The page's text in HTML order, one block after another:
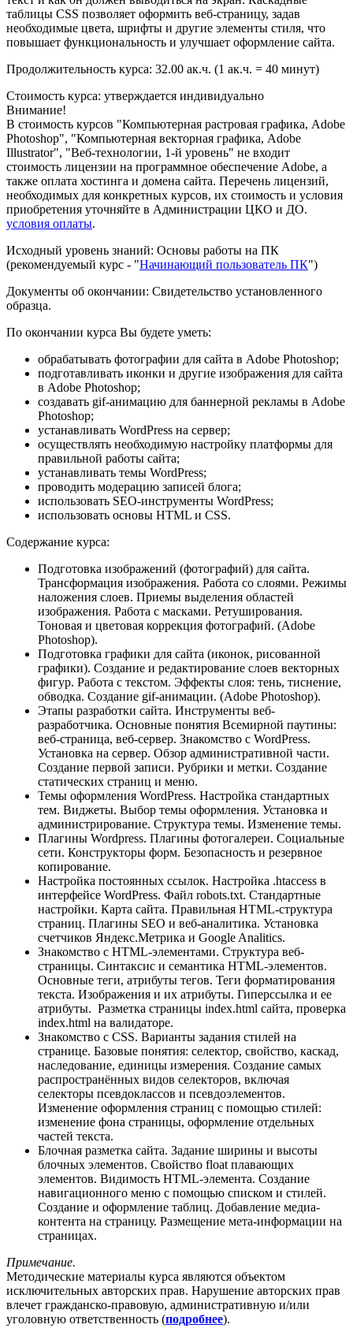
таблицы CSS позволяет оформить веб-страницу, задав
необходимые цвета, шрифты и другие элементы стиля, что
повышает функциональность и улучшает оформление сайта.
Продолжительность курса: 32.00 ак.ч. (1 ак.ч. = 40 минут)
Стоимость курса: утверждается индивидуально
Внимание!
В стоимость курсов "Компьютерная растровая графика, Adobe
Photoshop", "Компьютерная векторная графика, Adobe
Illustrator", "Веб-технологии, 1-й уровень" не входит
стоимость лицензии на программное обеспечение Adobe, а
также оплата хостинга и домена сайта. Перечень лицензий,
необходимых для конкретных курсов, их стоимость и условия
приобретения уточняйте в Администрации ЦКО и ДО.
условия оплаты.
Исходный уровень знаний: Основы работы на ПК
(рекомендуемый курс - "Начинающий пользователь ПК")
Документы об окончании: Свидетельство установленного
образца.
По окончании курса Вы будете уметь:
обрабатывать фотографии для сайта в Adobe Photoshop;
подготавливать иконки и другие изображения для сайта
в Adobe Photoshop;
создавать gif-анимацию для баннерной рекламы в Adobe
Photoshop;
устанавливать WordPress на сервер;
осуществлять необходимую настройку платформы для
правильной работы сайта;
устанавливать темы WordPress;
проводить модерацию записей блога;
использовать SEO-инструменты WordPress;
использовать основы HTML и CSS.
Содержание курса:
Подготовка изображений (фотографий) для сайта.
Трансформация изображения. Работа со слоями. Режимы
наложения слоев. Приемы выделения областей
изображения. Работа с масками. Ретуширования.
Тоновая и цветовая коррекция фотографий. (Adobe
Photoshop).
Подготовка графики для сайта (иконок, рисованной
графики). Создание и редактирование слоев векторных
фигур. Работа с текстом. Эффекты слоя: тень, тиснение,
обводка. Создание gif-анимации. (Adobe Photoshop).
Этапы разработки сайта. Инструменты веб-
разработчика. Основные понятия Всемирной паутины:
веб-страница, веб-сервер. Знакомство с WordPress.
Установка на сервер. Обзор административной части.
Создание первой записи. Рубрики и метки. Создание
статических страниц и меню.
Темы оформления WordPress. Настройка стандартных
тем. Виджеты. Выбор темы оформления. Установка и
администрирование. Структура темы. Изменение темы.
Плагины Wordpress. Плагины фотогалереи. Социальные
сети. Конструкторы форм. Безопасность и резервное
копирование.
Настройка постоянных ссылок. Настройка .htaccess в
интерфейсе WordPress. Файл robots.txt. Стандартные
настройки. Карта сайта. Правильная HTML-структура
страниц. Плагины SEO и веб-аналитика. Установка
счетчиков Яндекс.Метрика и Google Analitics.
Знакомство с HTML-элементами. Структура веб-
страницы. Синтаксис и семантика HTML-элементов.
Основные теги, атрибуты тегов. Теги форматирования
текста. Изображения и их атрибуты. Гиперссылка и ее
атрибуты. Разметка страницы index.html сайта, проверка
index.html на валидаторе.
Знакомство с CSS. Варианты задания стилей на
странице. Базовые понятия: селектор, свойство, каскад,
наследование, единицы измерения. Создание самых
распространённых видов селекторов, включая
селекторы псевдоклассов и псевдоэлементов.
Изменение оформления страниц с помощью стилей:
изменение фона страницы, оформление отдельных
частей текста.
Блочная разметка сайта. Задание ширины и высоты
блочных элементов. Свойство float плавающих
элементов. Видимость HTML-элемента. Создание
навигационного меню с помощью списком и стилей.
Создание и оформление таблиц. Добавление медиа-
контента на страницу. Размещение мета-информации на
страницах.
Примечание.
Методические материалы курса являются объектом
исключительных авторских прав. Нарушение авторских прав
влечет гражданско-правовую, административную и/или
уголовную ответственность (подробнее).